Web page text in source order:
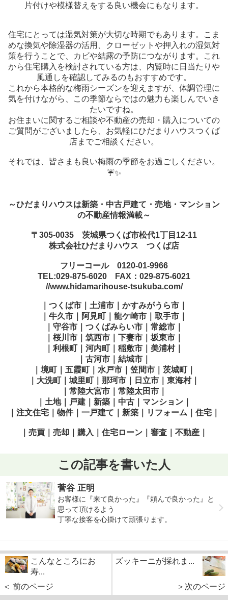
片付けや模様替えをする良い機会にもなります。
住宅にとっては湿気対策が大切な時期でもあります。こま
めな換気や除湿器の活用、クローゼットや押入れの湿気対
策を行うことで、カビや結露の予防につながります。これ
から住宅購入を検討されている方は、内覧時に日当たりや
風通しを確認してみるのもおすすめです。
これから本格的な梅雨シーズンを迎えますが、体調管理に
気を付けながら、この季節ならではの魅力も楽しんでいき
たいですね。
お住まいに関するご相談や不動産の売却・購入についての
ご質問がございましたら、お気軽にひだまりハウスつくば
店までご相談ください。
それでは、皆さまも良い梅雨の季節をお過ごしください。
☔✨
～ひだまりハウスは新築・中古戸建て・売地・マンション
の不動産情報満載～
〒305-0035 茨城県つくば市松代1丁目12-11
株式会社ひだまりハウス つくば店
フリーコール 0120-01-9966
TEL:029-875-6020 FAX：029-875-6021
//www.hidamarihouse-tsukuba.com/
｜つくば市｜土浦市｜かすみがうら市｜
｜牛久市｜阿見町｜龍ケ崎市｜取手市｜
｜守谷市｜つくばみらい市｜常総市｜
｜桜川市｜筑西市｜下妻市｜坂東市｜
｜利根町｜河内町｜稲敷市｜美浦村｜
｜古河市｜結城市｜
｜境町｜五霞町｜水戸市｜笠間市｜茨城町｜
｜大洗町｜城里町｜那珂市｜日立市｜東海村｜
｜常陸大宮市｜常陸太田市｜
｜土地｜戸建｜新築｜中古｜マンション｜
｜注文住宅｜物件｜一戸建て｜新築｜リフォーム｜住宅｜
｜売買｜売却｜購入｜住宅ローン｜審査｜不動産｜
この記事を書いた人
菅谷 正明
お客様に『来て良かった』『頼んで良かった』と
思って頂けるよう
丁寧な接客を心掛けて頑張ります。
こんなところにお
寿...
＜ 前のページ
ズッキーニが採れま...
＞次のページ